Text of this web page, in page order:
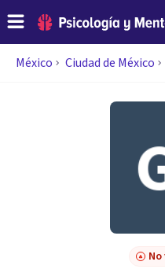
México Ciudad de México